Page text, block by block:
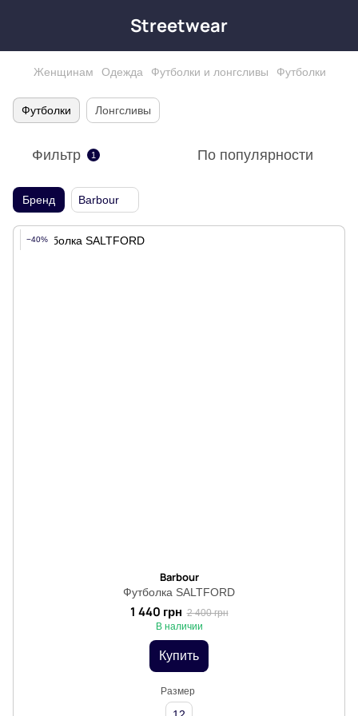
Streetwear
Женщинам Одежда Футболки и лонгсливы Футболки
Футболки Лонгсливы
Фильтр 1 По популярности
Бренд Barbour
−40%
Barbour
Футболка SALTFORD
1 440 грн 2 400 грн
В наличии
Купить
Размер